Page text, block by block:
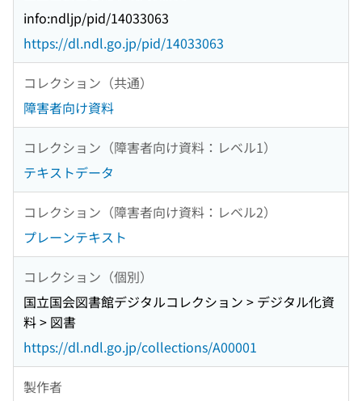
info:ndljp/pid/14033063
https://dl.ndl.go.jp/pid/14033063
コレクション（共通）
障害者向け資料
コレクション（障害者向け資料：レベル1）
テキストデータ
コレクション（障害者向け資料：レベル2）
プレーンテキスト
コレクション（個別）
国立国会図書館デジタルコレクション > デジタル化資
料 > 図書
https://dl.ndl.go.jp/collections/A00001
製作者